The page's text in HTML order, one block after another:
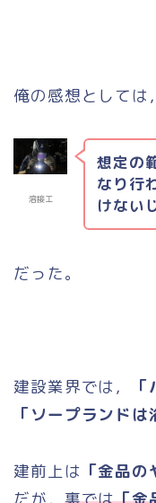
俺の感想としては，
溶接工
想定の
なり行
けない
だった。
建設業界では，
「ソープランドは
建前上は 「金品